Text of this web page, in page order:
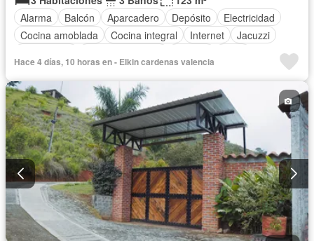
Alarma
Balcón Aparcadero Depósito
Electricidad
Cocina amoblada
Cocina integral Internet
Jacuzzi
Tanque de agua
Patio
Área infantil
Acceso para personas con discapacidad
Jardín
Barbecue
Caseta de vigilancia Gimnasio
Estudio
Ascensor
Sauna Seguridad privada Piscina
Hace 4 días, 10 horas en - Elkin cardenas valencia